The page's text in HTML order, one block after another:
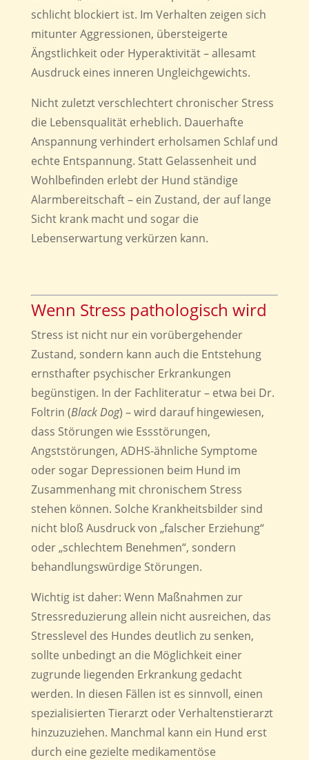
schlicht blockiert ist. Im Verhalten zeigen sich
mitunter Aggressionen, übersteigerte
Ängstlichkeit oder Hyperaktivität – allesamt
Ausdruck eines inneren Ungleichgewichts.
Nicht zuletzt verschlechtert chronischer Stress
die Lebensqualität erheblich. Dauerhafte
Anspannung verhindert erholsamen Schlaf und
echte Entspannung. Statt Gelassenheit und
Wohlbefinden erlebt der Hund ständige
Alarmbereitschaft – ein Zustand, der auf lange
Sicht krank macht und sogar die
Lebenserwartung verkürzen kann.
Wenn Stress pathologisch wird
Stress ist nicht nur ein vorübergehender
Zustand, sondern kann auch die Entstehung
ernsthafter psychischer Erkrankungen
begünstigen. In der Fachliteratur – etwa bei Dr.
Foltrin (Black Dog) – wird darauf hingewiesen,
dass Störungen wie Essstörungen,
Angststörungen, ADHS-ähnliche Symptome
oder sogar Depressionen beim Hund im
Zusammenhang mit chronischem Stress
stehen können. Solche Krankheitsbilder sind
nicht bloß Ausdruck von „falscher Erziehung“
oder „schlechtem Benehmen“, sondern
behandlungswürdige Störungen.
Wichtig ist daher: Wenn Maßnahmen zur
Stressreduzierung allein nicht ausreichen, das
Stresslevel des Hundes deutlich zu senken,
sollte unbedingt an die Möglichkeit einer
zugrunde liegenden Erkrankung gedacht
werden. In diesen Fällen ist es sinnvoll, einen
spezialisierten Tierarzt oder Verhaltenstierarzt
hinzuzuziehen. Manchmal kann ein Hund erst
durch eine gezielte medikamentöse